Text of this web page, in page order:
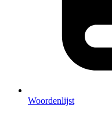
Woordenlijst